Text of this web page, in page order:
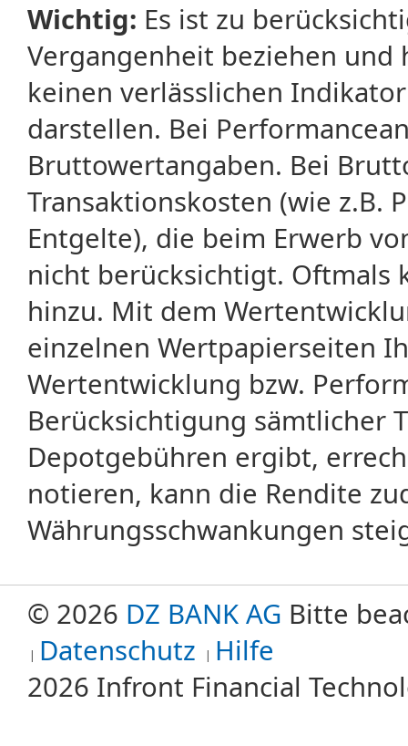
Wichtig: Es ist zu
Vergangenheit beziehen
keinen verlässlichen
darstellen. Bei
Bruttowertangaben. Bei
Transaktionskosten (wie z.B.
Entgelte), die beim Erwerb
nicht berücksichtigt. Oftmals
hinzu. Mit dem
einzelnen Wertpapierseiten
Wertentwicklung bzw.
Berücksichtigung sämtlicher
Depotgebühren ergibt,
notieren, kann die Rendite
Währungsschwankungen
© 2026 DZ BANK AG Bitte
Datenschutz Hilfe
2026 Infront Financial